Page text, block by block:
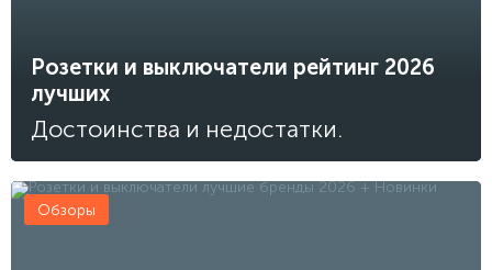
Розетки и выключатели рейтинг 2026
лучших
Достоинства и недостатки.
Обзоры